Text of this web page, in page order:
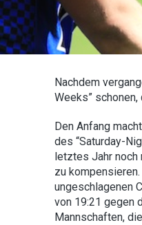
Nachdem
Weeks”
Den Anfang
des “Saturday-
letztes Jahr
zu
ungeschlagenen
von 19:21 gegen
Mannschaften,